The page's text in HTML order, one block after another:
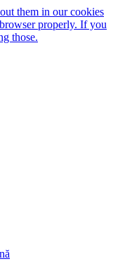
them in our cookies
properly. If you
those.